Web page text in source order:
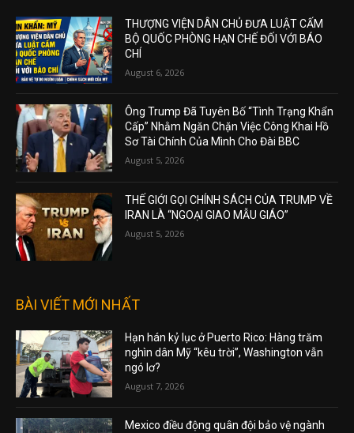
THƯỢNG VIỆN DÂN CHỦ ĐƯA LUẬT CẤM
BỘ QUỐC PHÒNG HẠN CHẾ ĐỐI VỚI BÁO
CHÍ
August 6, 2026
Ông Trump Đã Tuyên Bố “Tình Trạng Khẩn
Cấp” Nhằm Ngăn Chặn Việc Công Khai Hồ
Sơ Tài Chính Của Mình Cho Đài BBC
August 5, 2026
THẾ GIỚI GỌI CHÍNH SÁCH CỦA TRUMP VỀ
IRAN LÀ “NGOẠI GIAO MẪU GIÁO”
August 5, 2026
BÀI VIẾT MỚI NHẤT
Hạn hán kỷ lục ở Puerto Rico: Hàng trăm
nghìn dân Mỹ “kêu trời”, Washington vẫn
ngó lơ?
August 7, 2026
Mexico điều động quân đội bảo vệ ngành